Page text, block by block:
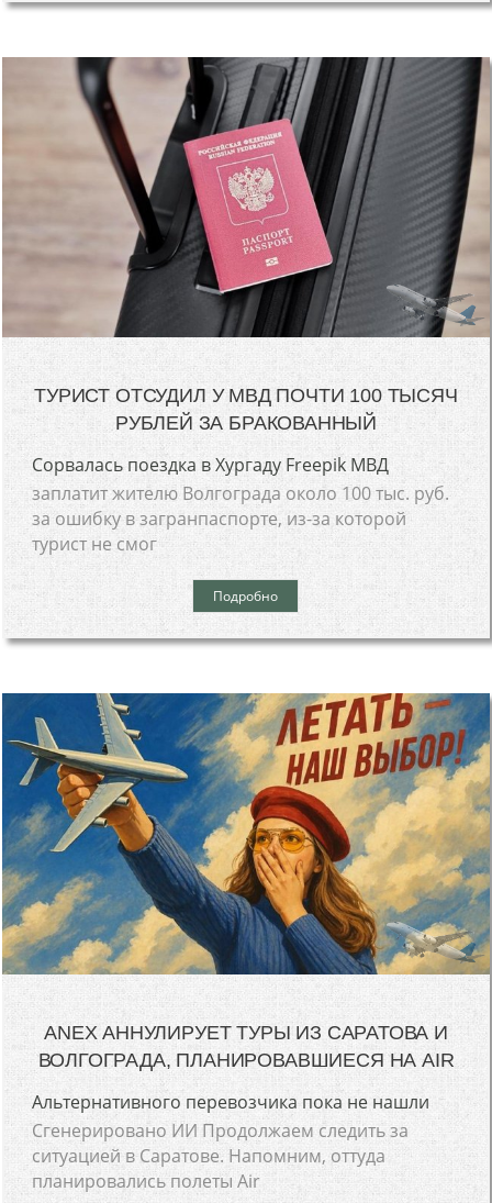
ТУРИСТ ОТСУДИЛ У МВД ПОЧТИ 100 ТЫСЯЧ
РУБЛЕЙ ЗА БРАКОВАННЫЙ
Сорвалась поездка в Хургаду Freepik МВД
заплатит жителю Волгограда около 100 тыс. руб.
за ошибку в загранпаспорте, из-за которой
турист не смог
Подробно
ANEX АННУЛИРУЕТ ТУРЫ ИЗ САРАТОВА И
ВОЛГОГРАДА, ПЛАНИРОВАВШИЕСЯ НА AIR
Альтернативного перевозчика пока не нашли
Сгенерировано ИИ Продолжаем следить за
ситуацией в Саратове. Напомним, оттуда
планировались полеты Air